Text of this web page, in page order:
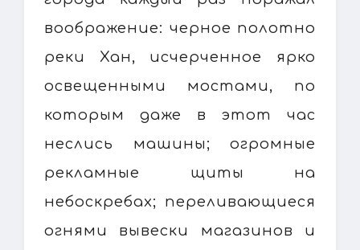
воображение: черное полотно
реки Хан, исчерченное ярко
освещенными мостами, по
которым даже в этот час
неслись машины; огромные
рекламные щиты на
небоскребах; переливающиеся
огнями вывески магазинов и